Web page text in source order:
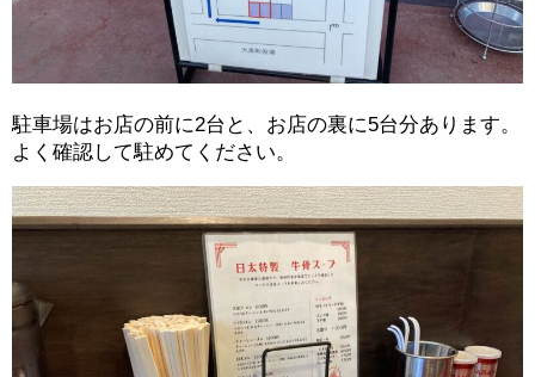
駐車場はお店の前に2台と、お店の裏に5台分あります。
よく確認して駐めてください。